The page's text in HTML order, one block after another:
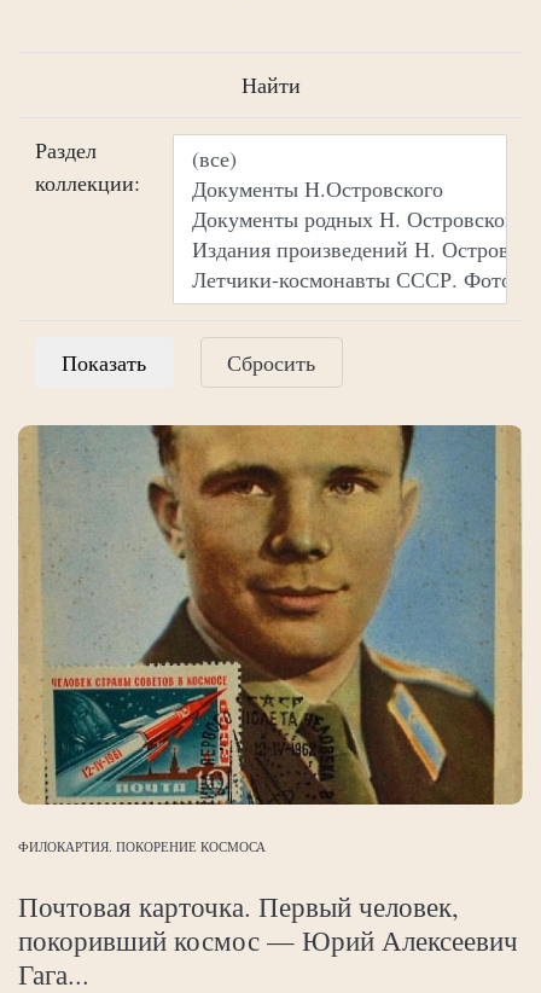
Найти
Раздел
коллекции:
Сбросить
ФИЛОКАРТИЯ. ПОКОРЕНИЕ КОСМОСА
Почтовая карточка. Первый человек,
покоривший космос — Юрий Алексеевич
Гага...